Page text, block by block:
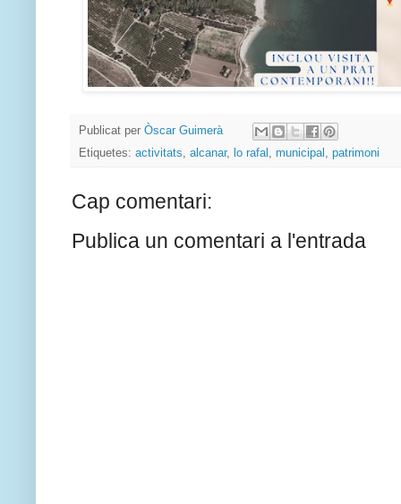
Publicat per Òscar Guimerà
Etiquetes: activitats, alcanar, lo rafal , municipal , patrimoni
Cap comentari:
Publica un comentari a l'entrada